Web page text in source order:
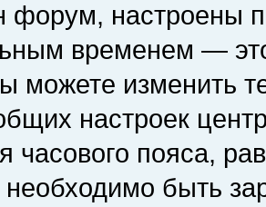
форум, настроены
временем —
можете изменить
настроек
часового пояса,
необходимо быть